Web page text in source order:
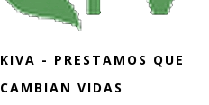
KIVA - PRESTAMOS QUE
CAMBIAN VIDAS